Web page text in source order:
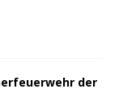
der